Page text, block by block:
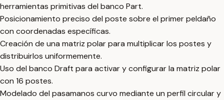
herramientas primitivas del banco Part.
Posicionamiento preciso del poste sobre el primer peldaño
con coordenadas específicas.
Creación de una matriz polar para multiplicar los postes y
distribuirlos uniformemente.
Uso del banco Draft para activar y configurar la matriz polar
con 16 postes.
Modelado del pasamanos curvo mediante un perfil circular y